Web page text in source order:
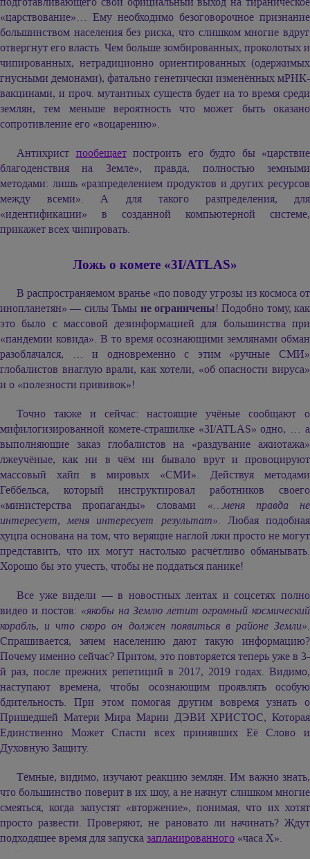
«царствование»… Ему необходимо безоговорочное признание
большинством населения без риска, что слишком многие вдруг
отвергнут его власть. Чем больше зомбированных, проколотых и
чипированных, нетрадиционно ориентированных (одержимых
гнусными демонами), фатально генетически изменённых мРНК-
вакцинами, и проч. мутантных существ будет на то время среди
землян, тем меньше вероятность что может быть оказано
сопротивление его «воцарению».
Антихрист пообещаетпостроить его будто бы «царствие
благоденствия на Земле», правда, полностью земными
методами: лишь «разпределением продуктов и других ресурсов
между всеми». А для такого разпределения, для
«идентификации» в созданной компьютерной системе,
прикажет всех чипировать.
Ложь о комете «3I/ATLAS»
В распространяемом вранье «по поводу угрозы из космоса от
инопланетян» — силы Тьмы не ограничены! Подобно тому, как
это было с массовой дезинформацией для большинства при
«пандемии ковида». В то время осознающими землянами обман
разоблачался, … и одновременно с этим «ручные СМИ»
глобалистов внаглую врали, как хотели, «об опасности вируса»
и о «полезности прививок»!
Точно также и сейчас: настоящие учёные сообщают о
мифилогизированной комете-страшилке «3I/ATLAS» одно, … а
выполняющие заказ глобалистов на «раздувание ажиотажа»
лжеучёные, как ни в чём ни бывало врут и провоцируют
массовый хайп в мировых «СМИ». Действуя методами
Геббельса, который инструктировал работников своего
«министерства пропаганды» словами «…меня правда не
интересует, меня интересует результат». Любая подобная
хуцпа основана на том, что верящие наглой лжи просто не могут
представить, что их могут настолько расчётливо обманывать.
Хорошо бы это учесть, чтобы не поддаться панике!
Все уже видели — в новостных лентах и соцсетях полно
видео и постов: «якобы на Землю летит огромный космический
корабль, и что скоро он должен появиться в районе Земли».
Спрашивается, зачем населению дают такую информацию?
Почему именно сейчас? Притом, это повторяется теперь уже в 3-
й раз, после прежних репетиций в 2017, 2019 годах. Видимо,
наступают времена, чтобы осознающим проявлять особую
бдительность. При этом помогая другим вовремя узнать о
Пришедшей Матери Мира Марии ДЭВИ ХРИСТОС, Которая
Единственно Может Спасти всех принявших Её Слово и
Духовную Защиту.
Тёмные, видимо, изучают реакцию землян. Им важно знать,
что большинство поверит в их шоу, а не начнут слишком многие
смеяться, когда запустят «вторжение», понимая, что их хотят
просто развести. Проверяют, не рановато ли начинать? Ждут
подходящее время для запусказапланированного «часа Х».